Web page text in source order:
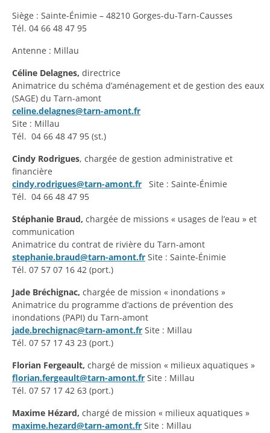
Siège : Sainte-Énimie – 48210 Gorges-du-Tarn-Causses
Tél. 04 66 48 47 95
Antenne : Millau
Céline Delagnes, directrice
Animatrice du schéma d’aménagement et de gestion des eaux
(SAGE) du Tarn-amont
celine.delagnes@tarn-amont.fr
Site : Millau
Tél. 04 66 48 47 95 (st.)
Cindy Rodrigues, chargée de gestion administrative et
financière
cindy.rodrigues@tarn-amont.fr
Site : Sainte-Énimie
Tél. 04 66 48 47 95
Stéphanie Braud, chargée de missions « usages de l’eau » et
communication
Animatrice du contrat de rivière du Tarn-amont
stephanie.braud@tarn-amont.fr Site : Sainte-Énimie
Tél. 07 57 07 16 42 (port.)
Jade Bréchignac, chargée de mission « inondations »
Animatrice du programme d’actions de prévention des
inondations (PAPI) du Tarn-amont
jade.brechignac@tarn-amont.fr Site : Millau
Tél. 07 57 17 43 23 (port.)
Florian Fergeault, chargé de mission « milieux aquatiques »
florian.fergeault@tarn-amont.fr Site : Millau
Tél. 07 57 17 42 63 (port.)
Maxime Hézard, chargé de mission « milieux aquatiques »
maxime.hezard@tarn-amont.fr Site : Millau